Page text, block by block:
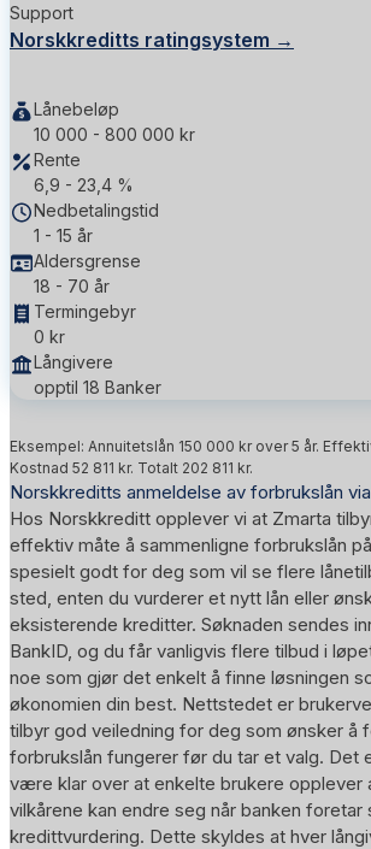
Support
Norskkreditts ratingsystem →
Lånebeløp
10 000 - 800 000 kr
Rente
6,9 - 23,4 %
Nedbetalingstid
1 - 15 år
Aldersgrense
18 - 70 år
Termingebyr
0 kr
Långivere
opptil 18 Banker
Eksempel: Annuitetslån 150 000 kr over 5 år.
Kostnad 52 811 kr. Totalt 202 811 kr.
Norskkreditts anmeldelse av forbrukslån
Hos Norskkreditt opplever vi at Zmarta
effektiv måte å sammenligne forbrukslån
spesielt godt for deg som vil se flere
sted, enten du vurderer et nytt lån eller
eksisterende kreditter. Søknaden sendes
BankID, og du får vanligvis flere tilbud i
noe som gjør det enkelt å finne løsningen
økonomien din best. Nettstedet er
tilbyr god veiledning for deg som ønsker å
forbrukslån fungerer før du tar et valg. Det
være klar over at enkelte brukere opplever
vilkårene kan endre seg når banken foretar
kredittvurdering. Dette skyldes at hver